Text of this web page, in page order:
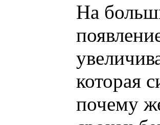
На
которая
почему